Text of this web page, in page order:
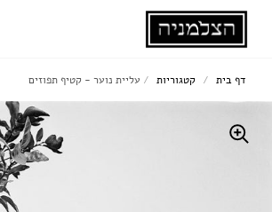
דף בית / קטגוריות / עליית נוער - קטיף תפוזים